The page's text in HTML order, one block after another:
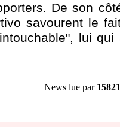
De son
savourent le
lui
News lue par 15821